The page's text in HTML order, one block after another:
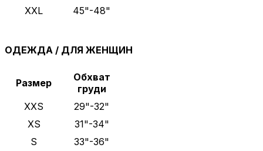
XXL
45"-48"
ОДЕЖДА / ДЛЯ ЖЕНЩИН
Размер
Обхват
груди
XXS
29"-32"
XS
31"-34"
S
33"-36"